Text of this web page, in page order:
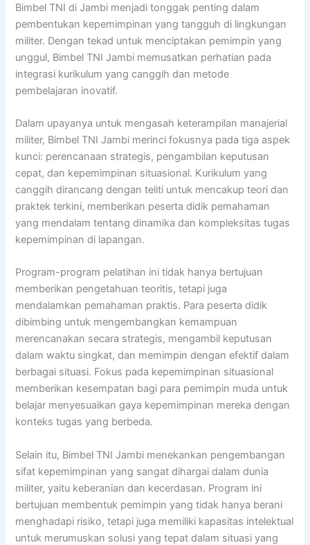
Bimbel TNI di Jambi menjadi tonggak penting dalam
pembentukan kepemimpinan yang tangguh di lingkungan
militer. Dengan tekad untuk menciptakan pemimpin yang
unggul, Bimbel TNI Jambi memusatkan perhatian pada
integrasi kurikulum yang canggih dan metode
pembelajaran inovatif.
Dalam upayanya untuk mengasah keterampilan manajerial
militer, Bimbel TNI Jambi merinci fokusnya pada tiga aspek
kunci: perencanaan strategis, pengambilan keputusan
cepat, dan kepemimpinan situasional. Kurikulum yang
canggih dirancang dengan teliti untuk mencakup teori dan
praktek terkini, memberikan peserta didik pemahaman
yang mendalam tentang dinamika dan kompleksitas tugas
kepemimpinan di lapangan.
Program-program pelatihan ini tidak hanya bertujuan
memberikan pengetahuan teoritis, tetapi juga
mendalamkan pemahaman praktis. Para peserta didik
dibimbing untuk mengembangkan kemampuan
merencanakan secara strategis, mengambil keputusan
dalam waktu singkat, dan memimpin dengan efektif dalam
berbagai situasi. Fokus pada kepemimpinan situasional
memberikan kesempatan bagi para pemimpin muda untuk
belajar menyesuaikan gaya kepemimpinan mereka dengan
konteks tugas yang berbeda.
Selain itu, Bimbel TNI Jambi menekankan pengembangan
sifat kepemimpinan yang sangat dihargai dalam dunia
militer, yaitu keberanian dan kecerdasan. Program ini
bertujuan membentuk pemimpin yang tidak hanya berani
menghadapi risiko, tetapi juga memiliki kapasitas intelektual
untuk merumuskan solusi yang tepat dalam situasi yang